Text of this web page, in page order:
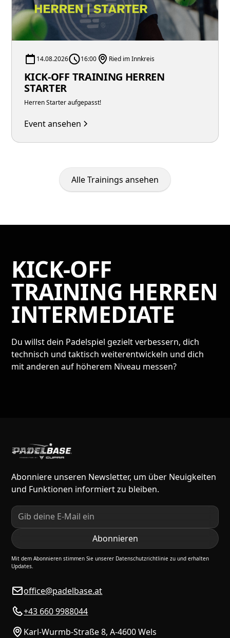
14.08.2026 16:00 Ried im Innkreis
KICK-OFF TRAINING HERREN
STARTER
Herren Starter aufgepasst!
Event ansehen
Alle Trainings ansehen
KICK-OFF
TRAINING HERREN
INTERMEDIATE
Du willst dein Padelspiel gezielt verbessern, dich
technisch und taktisch weiterentwickeln und dich
mit anderen auf höherem Niveau messen?
Abonniere unseren Newsletter, um über Neuigkeiten
und Funktionen informiert zu bleiben.
Mit dem Abonnieren stimmen Sie unserer Datenschutzrichtlinie zu und erhalten
Updates.
office@padelbase.at
+43 660 9988044
Karl-Wurmb-Straße 8, A-4600 Wels